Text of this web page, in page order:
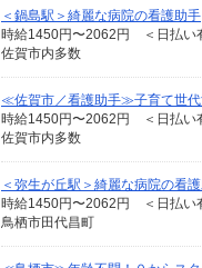
＜鍋島駅＞綺麗な病院の看護助手
時給1450円〜2062円 ＜日払い
佐賀市内多数
≪佐賀市／看護助手≫子育て世代
時給1450円〜2062円 ＜日払い
佐賀市内多数
＜弥生が丘駅＞綺麗な病院の看
時給1450円〜2062円 ＜日払い
鳥栖市田代昌町